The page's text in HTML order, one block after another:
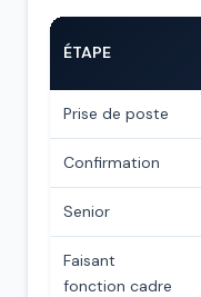
ÉTAPE
Prise de poste
Confirmation
Senior
Faisant
fonction cadre